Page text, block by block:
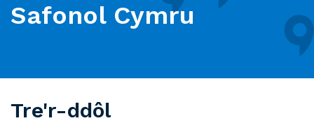
Safonol Cymru
Tre'r-ddôl